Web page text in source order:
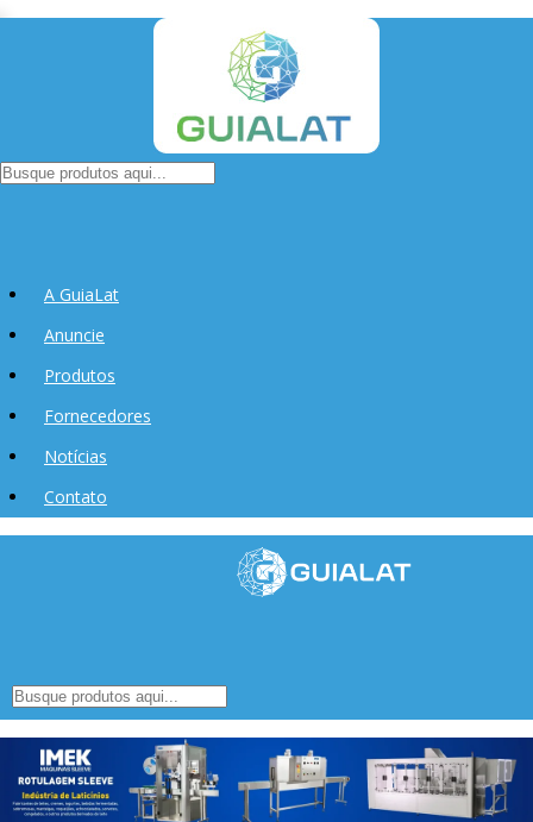
A GuiaLat
Anuncie
Produtos
Fornecedores
Notícias
Contato